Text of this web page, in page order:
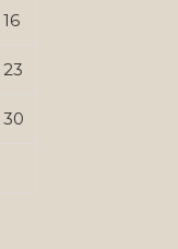
16
23
30